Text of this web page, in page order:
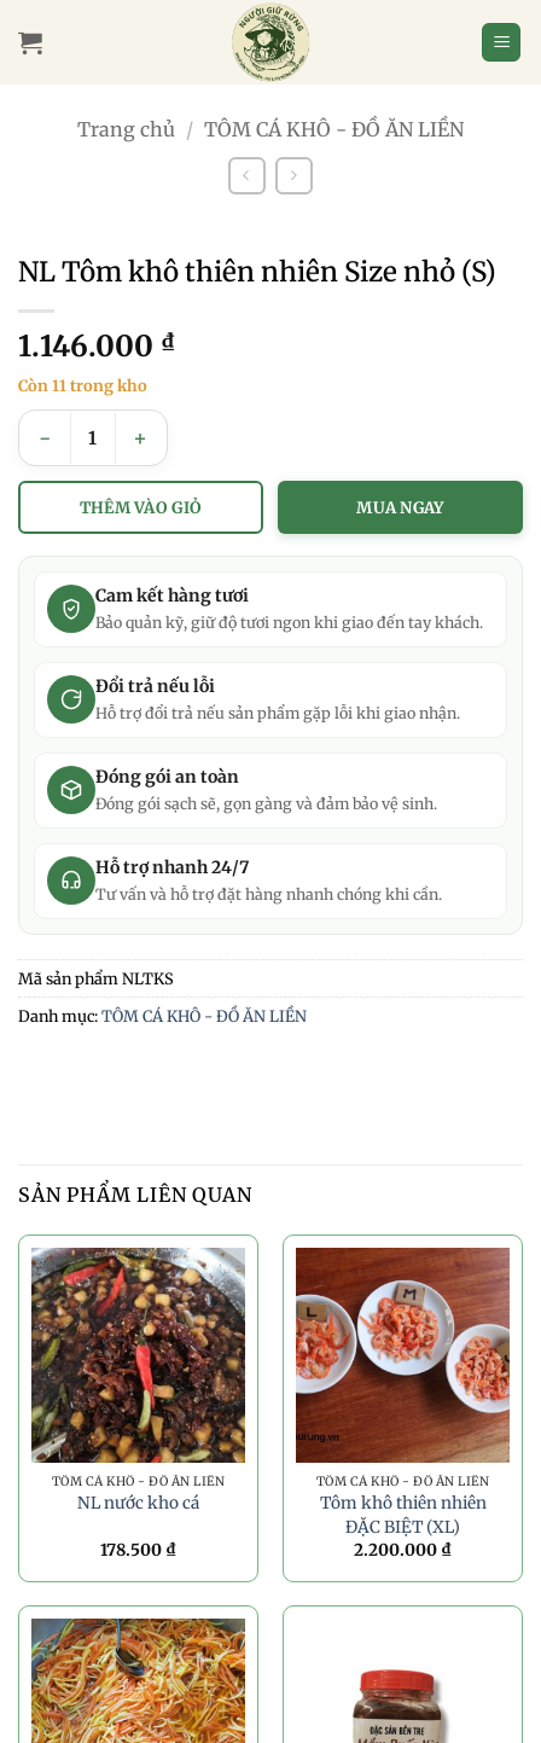
qua
Trang chủ / TÔM CÁ KHÔ - ĐỒ ĂN LIỀN
NL Tôm khô thiên nhiên Size nhỏ (S)
1.146.000 ₫
Còn 11 trong kho
NL Tôm khô thiên nhiên Size nhỏ (S) số lượng
THÊM VÀO GIỎ MUA NGAY
Cam kết hàng tươi
Bảo quản kỹ, giữ độ tươi ngon khi giao đến tay khách.
Đổi trả nếu lỗi
Hỗ trợ đổi trả nếu sản phẩm gặp lỗi khi giao nhận.
Đóng gói an toàn
Đóng gói sạch sẽ, gọn gàng và đảm bảo vệ sinh.
Hỗ trợ nhanh 24/7
Tư vấn và hỗ trợ đặt hàng nhanh chóng khi cần.
Mã sản phẩmNLTKS
Danh mục:TÔM CÁ KHÔ - ĐỒ ĂN LIỀN
SẢN PHẨM LIÊN QUAN
TÔM CÁ KHÔ - ĐỒ ĂN LIỀN
NL nước kho cá
178.500 ₫
TÔM CÁ KHÔ - ĐỒ ĂN LIỀN
Tôm khô thiên nhiên
ĐẶC BIỆT (XL)
2.200.000 ₫